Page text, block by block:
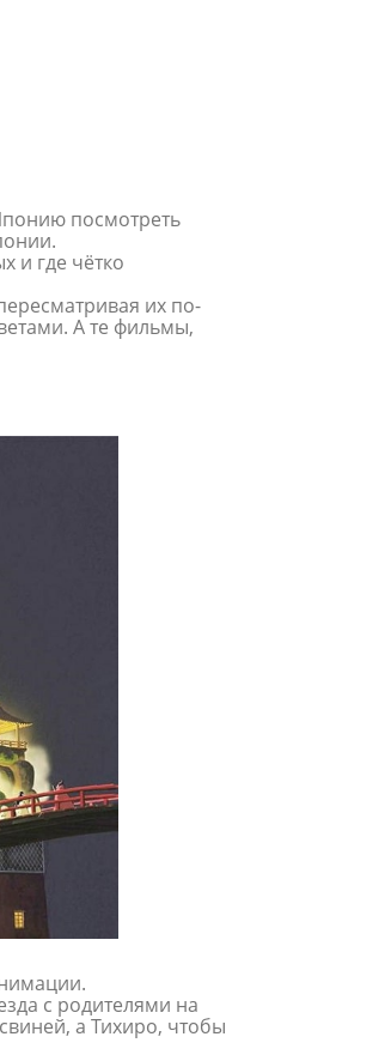
посмотреть
и где чётко
их по-
А те фильмы,
с родителями на
а Тихиро, чтобы